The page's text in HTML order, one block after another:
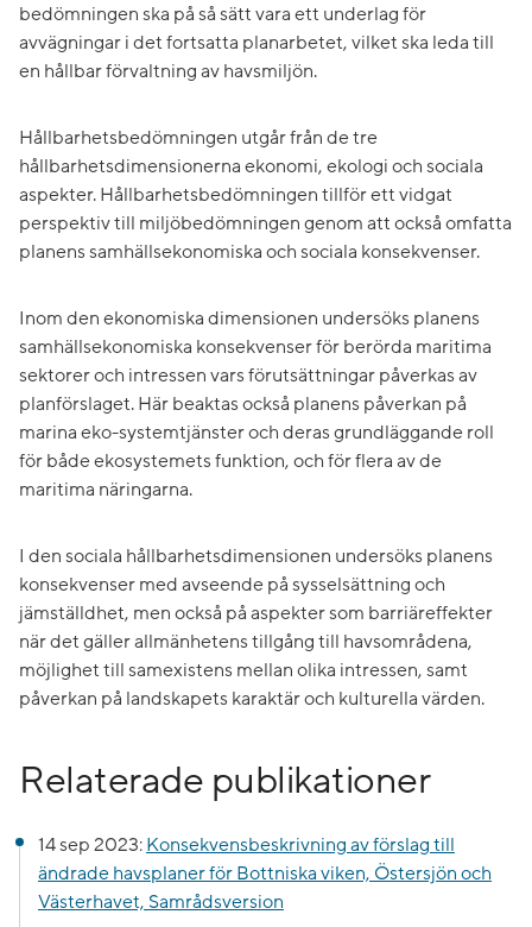
bedömningen ska på så sätt vara ett underlag för
avvägningar i det fortsatta planarbetet, vilket ska leda till
en hållbar förvaltning av havsmiljön.
Hållbarhetsbedömningen utgår från de tre
hållbarhetsdimensionerna ekonomi, ekologi och sociala
aspekter. Hållbarhetsbedömningen tillför ett vidgat
perspektiv till miljöbedömningen genom att också omfatta
planens samhällsekonomiska och sociala konsekvenser.
Inom den ekonomiska dimensionen undersöks planens
samhällsekonomiska konsekvenser för berörda maritima
sektorer och intressen vars förutsättningar påverkas av
planförslaget. Här beaktas också planens påverkan på
marina eko-systemtjänster och deras grundläggande roll
för både ekosystemets funktion, och för flera av de
maritima näringarna.
I den sociala hållbarhetsdimensionen undersöks planens
konsekvenser med avseende på sysselsättning och
jämställdhet, men också på aspekter som barriäreffekter
när det gäller allmänhetens tillgång till havsområdena,
möjlighet till samexistens mellan olika intressen, samt
påverkan på landskapets karaktär och kulturella värden.
Relaterade publikationer
14 sep 2023: Konsekvensbeskrivning av förslag till
ändrade havsplaner för Bottniska viken, Östersjön och
Västerhavet, Samrådsversion